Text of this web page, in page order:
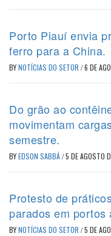
Porto Piauí envia
ferro para a China.
BYNOTÍCIAS DO SETOR /6 DE
Do grão ao
movimentam
semestre.
BYEDSON SABBÁ/5 DE AGOSTO
Protesto de
parados em portos
BYNOTÍCIAS DO SETOR /5 DE